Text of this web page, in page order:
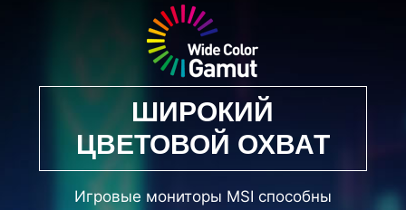
ШИРОКИЙ
ЦВЕТОВОЙ ОХВАТ
Игровые мониторы MSI способны